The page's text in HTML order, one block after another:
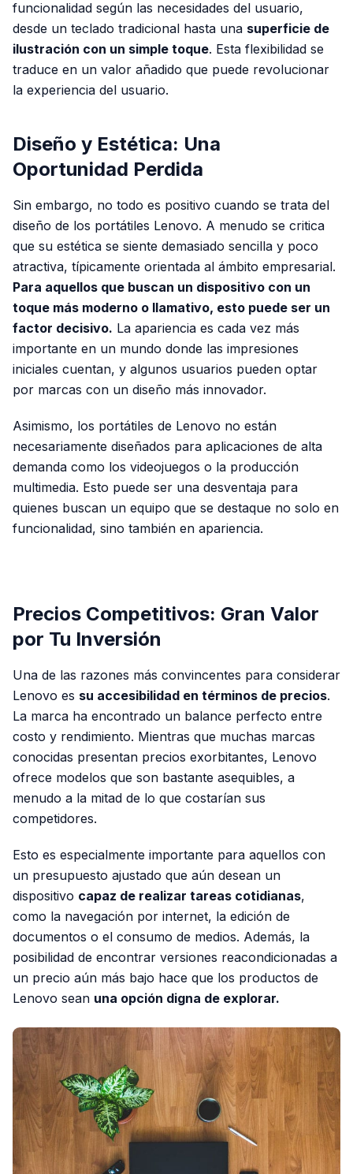
funcionalidad según las necesidades del usuario,
desde un teclado tradicional hasta una superficie de
ilustración con un simple toque. Esta flexibilidad se
traduce en un valor añadido que puede revolucionar
la experiencia del usuario.
Diseño y Estética: Una
Oportunidad Perdida
Sin embargo, no todo es positivo cuando se trata del
diseño de los portátiles Lenovo. A menudo se critica
que su estética se siente demasiado sencilla y poco
atractiva, típicamente orientada al ámbito empresarial.
Para aquellos que buscan un dispositivo con un
toque más moderno o llamativo, esto puede ser un
factor decisivo. La apariencia es cada vez más
importante en un mundo donde las impresiones
iniciales cuentan, y algunos usuarios pueden optar
por marcas con un diseño más innovador.
Asimismo, los portátiles de Lenovo no están
necesariamente diseñados para aplicaciones de alta
demanda como los videojuegos o la producción
multimedia. Esto puede ser una desventaja para
quienes buscan un equipo que se destaque no solo en
funcionalidad, sino también en apariencia.
Precios Competitivos: Gran Valor
por Tu Inversión
Una de las razones más convincentes para considerar
Lenovo es su accesibilidad en términos de precios.
La marca ha encontrado un balance perfecto entre
costo y rendimiento. Mientras que muchas marcas
conocidas presentan precios exorbitantes, Lenovo
ofrece modelos que son bastante asequibles, a
menudo a la mitad de lo que costarían sus
competidores.
Esto es especialmente importante para aquellos con
un presupuesto ajustado que aún desean un
dispositivo capaz de realizar tareas cotidianas,
como la navegación por internet, la edición de
documentos o el consumo de medios. Además, la
posibilidad de encontrar versiones reacondicionadas a
un precio aún más bajo hace que los productos de
Lenovo sean una opción digna de explorar.